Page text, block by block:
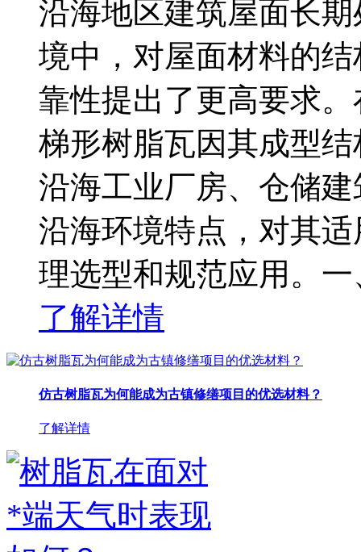
沿海地区建筑屋面长
境中，对屋面材料的
靠性提出了更高要求
梯形树脂瓦因其成型
沿海工业厂房、仓储
沿海环境特点，对其
理选型和规范应用。一
了解详情
仿古树脂瓦为何能成为古镇修缮项目的优选材料？
了解详情